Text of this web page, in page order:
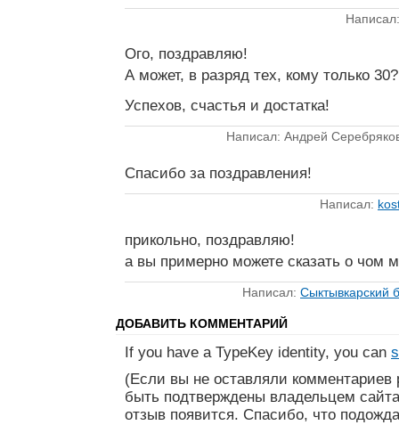
Ого, поздравляю!
А может, в разряд тех, кому только
Успехов, счастья и достатка!
Написал: Андрей
Спасибо за поздравления!
Написал:
прикольно, поздравляю!
а вы примерно можете сказать о чом
Написал: Сыктывкарский
ДОБАВИТЬ КОММЕНТАРИЙ
If you have a TypeKey identity, you can
(Если вы не оставляли
быть подтверждены владельцем
отзыв появится. Спасибо, что